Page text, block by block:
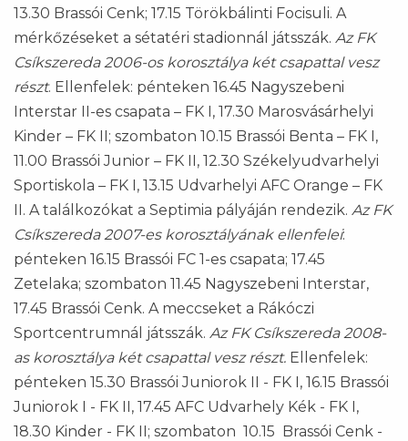
13.30 Brassói Cenk; 17.15 Törökbálinti Focisuli. A
mérkőzéseket a sétatéri stadionnál játsszák. Az FK
Csíkszereda 2006-os korosztálya két csapattal vesz
részt. Ellenfelek: pénteken 16.45 Nagyszebeni
Interstar II-es csapata – FK I, 17.30 Marosvásárhelyi
Kinder – FK II; szombaton 10.15 Brassói Benta – FK I,
11.00 Brassói Junior – FK II, 12.30 Székelyudvarhelyi
Sportiskola – FK I, 13.15 Udvarhelyi AFC Orange – FK
II. A találkozókat a Septimia pályáján rendezik. Az FK
Csíkszereda 2007-es korosztályának ellenfelei:
pénteken 16.15 Brassói FC 1-es csapata; 17.45
Zetelaka; szombaton 11.45 Nagyszebeni Interstar,
17.45 Brassói Cenk. A meccseket a Rákóczi
Sportcentrumnál játsszák. Az FK Csíkszereda 2008-
as korosztálya két csapattal vesz részt. Ellenfelek:
pénteken 15.30 Brassói Juniorok II - FK I, 16.15 Brassói
Juniorok I - FK II, 17.45 AFC Udvarhely Kék - FK I,
18.30 Kinder - FK II; szombaton 10.15 Brassói Cenk -